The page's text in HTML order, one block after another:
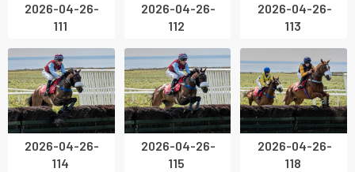
2026-04-26-
111
2026-04-26-
112
2026-04-26-
113
2026-04-26-
114
2026-04-26-
115
2026-04-26-
118